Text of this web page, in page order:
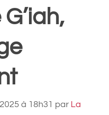
à 18h31 par La